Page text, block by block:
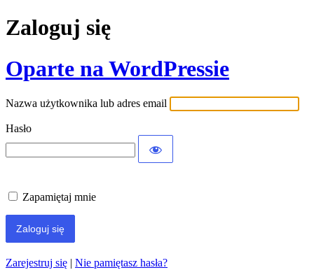
Zaloguj się
Oparte na WordPressie
Nazwa użytkownika lub adres email
Hasło
Zapamiętaj mnie
Zarejestruj się | Nie pamiętasz hasła?